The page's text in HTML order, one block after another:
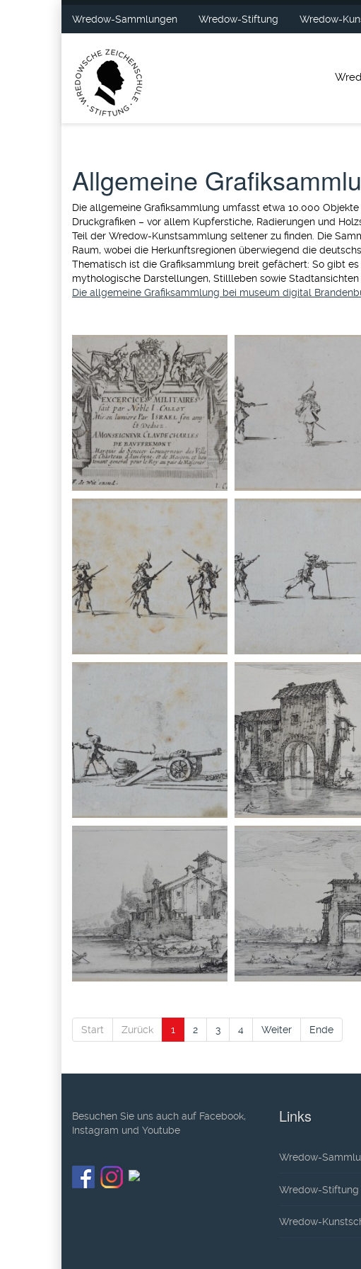
Wredow-Sammlungen Wredow-Stiftung Wredow-
Allgemeine
Die allgemeine Grafiksammlung umfasst etwa 10.000
Druckgrafiken – vor allem Kupferstiche, Radierungen und
Teil der Wredow-Kunstsammlung seltener zu finden. Die
Raum, wobei die Herkunftsregionen überwiegend die
Thematisch ist die Grafiksammlung breit gefächert: So gibt
mythologische Darstellungen, Stillleben sowie Stadtansichten
Die allgemeine Grafiksammlung bei museum digital
Start Zurück 1 2 3 4 Weiter Ende
Besuchen Sie uns auch auf Facebook,
Instagram und Youtube
Links
Wredow-
Wredow-Stiftung
Wredow-